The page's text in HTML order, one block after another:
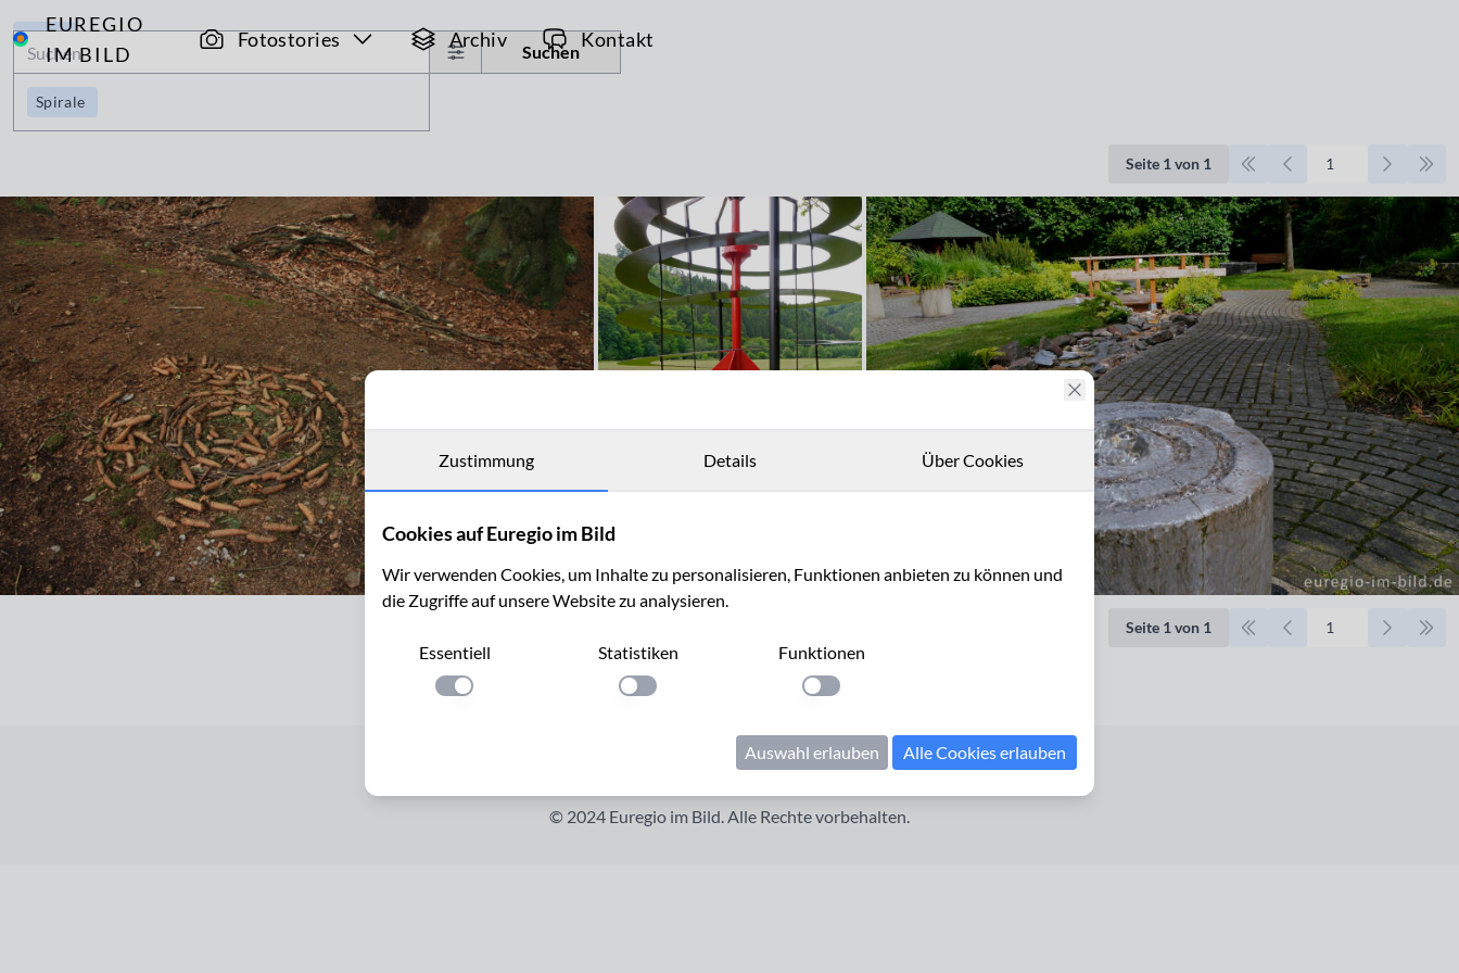
EUREGIO
IM BILD
Fotostories Archiv Kontakt
Archiv
Suchen
Spirale
Seite 1 von 1
Seite 1 von 1
Kontakt Impressum Datenschutzerklärung
© 2024 Euregio im Bild. Alle Rechte vorbehalten.
Zustimmung Details Über Cookies
Cookies auf Euregio im Bild
Wir verwenden Cookies, um Inhalte zu personalisieren, Funktionen anbieten zu können und
die Zugriffe auf unsere Website zu analysieren.
Essentiell
Einstellung anwenden
Statistiken
Einstellung anwenden
Funktionen
Einstellung anwenden
Auswahl erlauben Alle Cookies erlauben